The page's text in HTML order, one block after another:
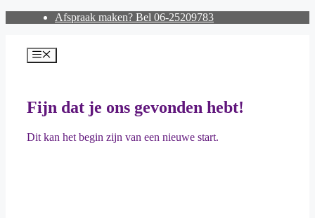
inhoud
Afspraak maken? Bel 06-25209783
Menu
Fijn dat je ons gevonden hebt!
Dit kan het begin zijn van een nieuwe start.